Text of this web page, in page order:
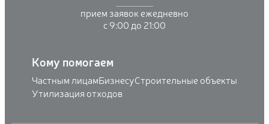
прием заявок ежедневно
с 9:00 до 21:00
Кому помогаем
Частным лицамБизнесуСтроительные объекты
Утилизация отходов